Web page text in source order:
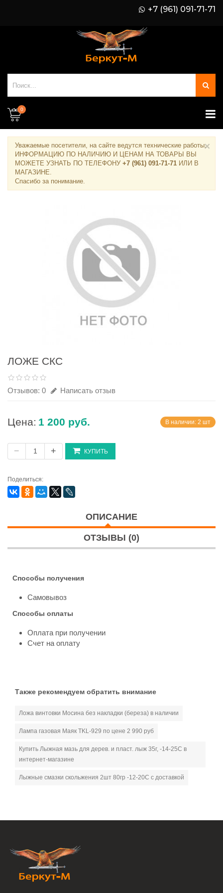
+7 (961) 091-71-71
0
Уважаемые посетители, на сайте ведутся технические работы.
ИНФОРМАЦИЮ ПО НАЛИЧИЮ И ЦЕНАМ НА ТОВАРЫ ВЫ
МОЖЕТЕ УЗНАТЬ ПО ТЕЛЕФОНУ +7 (961) 091-71-71 ИЛИ В
МАГАЗИНЕ.
Спасибо за понимание.
×
ЛОЖЕ СКС
Отзывов: 0 Написать отзыв
Цена: 1 200 руб. В наличии: 2 шт
− + КУПИТЬ
Поделиться:
ОПИСАНИЕ
ОТЗЫВЫ (0)
Способы получения
Самовывоз
Способы оплаты
Оплата при получении
Счет на оплату
Также рекомендуем обратить внимание
Ложа винтовки Мосина без накладки (береза) в наличии
Лампа газовая Маяк ТKL-929 по цене 2 990 руб
Купить Лыжная мазь для дерев. и пласт. лыж 35г, -14-25С в
интернет-магазине
Лыжные смазки скольжения 2шт 80гр -12-20С с доставкой